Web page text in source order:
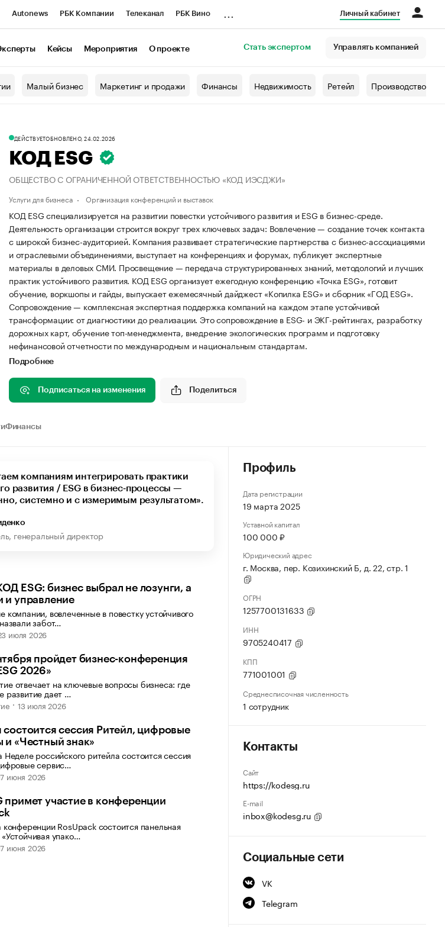
Autonews РБК Компании Телеканал РБК Вино Личный кабинет
Кейсы Мероприятия О проекте Стать экспертом Управлять компанией
Малый бизнес Маркетинг и продажи Финансы Недвижимость Ретейл Производство
ДЕЙСТВУЕТОБНОВЛЕНО, 24.02.2026
КОД ESG
ОБЩЕСТВО С ОГРАНИЧЕННОЙ ОТВЕТСТВЕННОСТЬЮ «КОД ИЭСДЖИ»
Услуги для бизнеса Организация конференций и выставок
КОД ESG специализируется на развитии повестки устойчивого развития и ESG в бизнес-среде.
Деятельность организации строится вокруг трех ключевых задач: Вовлечение — создание точек контакта
с широкой бизнес-аудиторией. Компания развивает стратегические партнерства с бизнес-ассоциациями
и отраслевыми объединениями, выступает на конференциях и форумах, публикует экспертные
материалы в деловых СМИ. Просвещение — передача структурированных знаний, методологий и лучших
практик устойчивого развития. КОД ESG организует ежегодную конференцию «Точка ESG», готовит
обучение, воркшопы и гайды, выпускает ежемесячный дайджест «Копилка ESG» и сборник «ГОД ESG».
Сопровождение — комплексная экспертная поддержка компаний на каждом этапе устойчивой
трансформации: от диагностики до реализации. Это сопровождение в ESG- и ЭКГ-рейтингах, разработку
дорожных карт, обучение топ-менеджмента, внедрение экологических программ и подготовку
нефинансовой отчетности по международным и национальным стандартам.
Подробнее
Подписаться на изменения Поделиться
Финансы
компаниям интегрировать практики
развития / ESG в бизнес‑процессы —
системно и с измеримым результатом».
генеральный директор
ESG: бизнес выбрал не лозунги, а
и управление
компании, вовлеченные в повестку устойчивого
забот…
июля 2026
пройдет бизнес-конференция
2026»
отвечает на ключевые вопросы бизнеса: где
развитие дает …
13 июля 2026
сессия Ритейл, цифровые
и «Честный знак»
Неделе российского ритейла состоится сессия
сервис…
июня 2026
примет участие в конференции
конференции RosUpack состоится панельная
упако…
июня 2026
Профиль
Дата регистрации
19 марта 2025
Уставной капитал
100 000 ₽
Юридический адрес
г. Москва, пер. Козихинский Б, д. 22, стр. 1
ОГРН
1257700131633
ИНН
9705240417
КПП
771001001
Среднесписочная численность
1 сотрудник
Контакты
Сайт
https://kodesg.ru
E-mail
inbox@kodesg.ru
Социальные сети
VK
Telegram